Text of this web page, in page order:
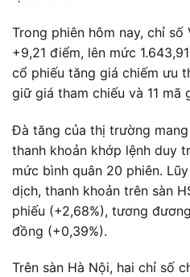
Trong phiên hôm nay, chỉ
+9,21 điểm, lên mức
cổ phiếu tăng giá chiếm ưu
giữ giá tham chiếu và 11 mã
Đà tăng của thị trường
thanh khoản khớp lệnh duy
mức bình quân 20 phiên.
dịch, thanh khoản trên sàn
phiếu (+2,68%), tương
đồng (+0,39%).
Trên sàn Hà Nội, hai chỉ số